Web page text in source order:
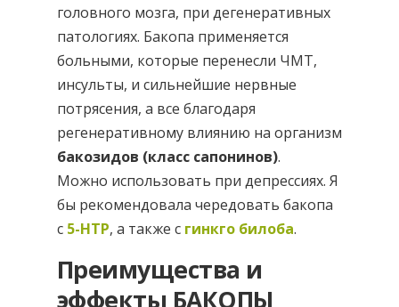
головного мозга, при дегенеративных
патологиях. Бакопа применяется
больными, которые перенесли ЧМТ,
инсульты, и сильнейшие нервные
потрясения, а все благодаря
регенеративному влиянию на организм
бакозидов (класс сапонинов).
Можно использовать при депрессиях. Я
бы рекомендовала чередовать бакопа
с 5-НТР, а также с гинкго билоба.
Преимущества и
эффекты БАКОПЫ